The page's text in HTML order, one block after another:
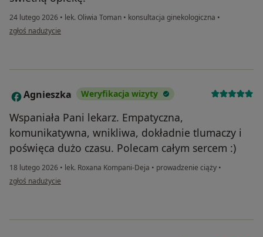
24 lutego 2026 • lek. Oliwia Toman • konsultacja ginekologiczna •
w opinii użytkownika Anna
zgłoś nadużycie
A Agnieszka Weryfikacja wizyty
Wspaniała Pani lekarz. Empatyczna,
komunikatywna, wnikliwa, dokładnie tlumaczy i
poświęca dużo czasu. Polecam całym sercem :)
18 lutego 2026 • lek. Roxana Kompani-Deja • prowadzenie ciąży •
w opinii użytkownika Agnieszka
zgłoś nadużycie